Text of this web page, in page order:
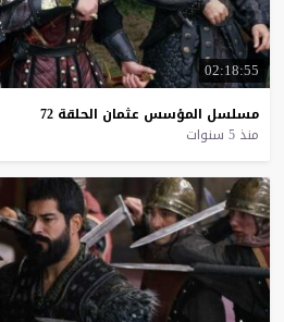
02:18:55
مسلسل المؤسس عثمان الحلقة 72
منذ 5 سنوات